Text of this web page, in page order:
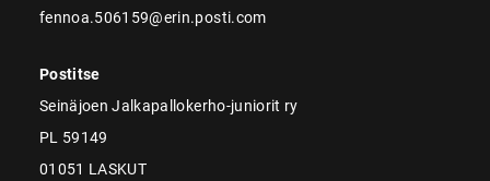
fennoa.506159@erin.posti.com
Postitse
Seinäjoen Jalkapallokerho-juniorit ry
PL 59149
01051 LASKUT